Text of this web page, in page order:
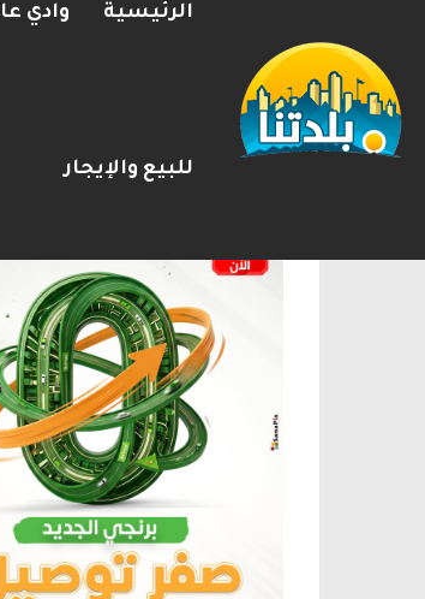
الرئيسية وادي
للبيع والإيجار
بعد مطاردة
الإعلانات